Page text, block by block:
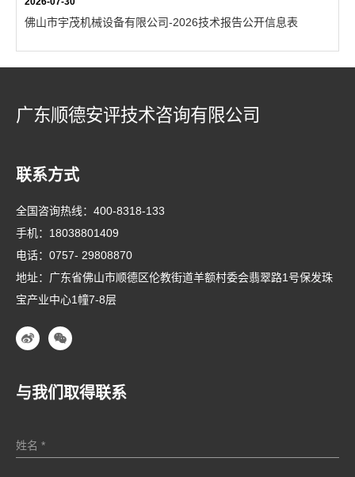
佛山市宇茂机械设备有限公司-2026技术报告公开信息表
广东顺德安评技术咨询有限公司
联系方式
全国咨询热线： 400-8318-133
手机： 18038801409
电话： 0757- 29808870
地址：广东省佛山市顺德区伦教街道羊额村委会翡翠路1号保发珠
宝产业中心1幢7-8层
与我们取得联系